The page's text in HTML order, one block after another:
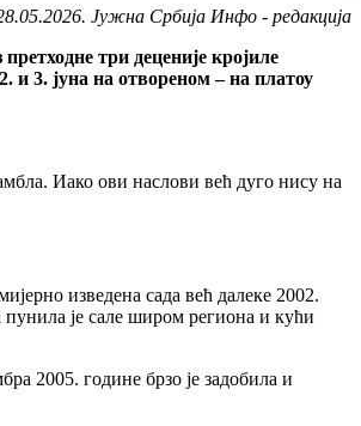
Јужна Србија Инфо - редакција
три деценије кројиле
и 3. јуна на отвореном – на платоу
Иако ови наслови већ дуго нису на
изведена сада већ далеке 2002.
пунила је сале широм региона и кући
2005. године брзо је задобила и